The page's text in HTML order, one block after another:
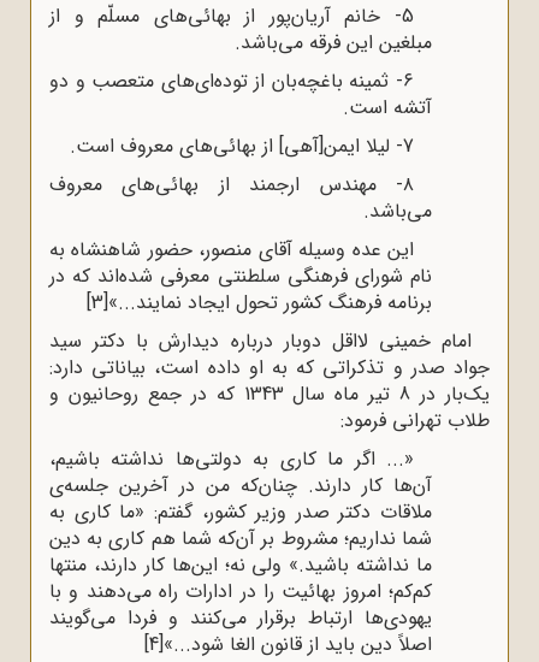
5- خانم آریان‌پور از بهائی‌های مسلّم و از
مبلغین این فرقه می‌باشد.
۶- ثمینه باغچه‌بان از توده‌ای‌های متعصب و دو
آتشه است.
7- لیلا ایمن[آهی] از بهائی‌های معروف است.
۸- مهندس ارجمند از بهائی‌های معروف
می‌باشد.
این عده وسیله آقای منصور، حضور شاهنشاه به
نام شورای فرهنگی سلطنتی معرفی شده‌اند که در
برنامه فرهنگ کشور تحول ایجاد نمایند...»[3]
امام خمینی لااقل دوبار درباره دیدارش با دکتر سید
جواد صدر و تذکراتی که به او داده است، بیاناتی دارد:
یک‌بار در 8 تیر ماه سال 1343 که در جمع روحانیون و
طلاب تهرانی فرمود:
«... اگر ما کاری به دولتی‌ها نداشته باشیم،
آن‌ها کار دارند. چنان‌که من در آخرین جلسه‌ی‌‌
‌‌ملاقات دکتر صدر‌‌ وزیر کشور، گفتم: «ما کاری به
شما نداریم؛ مشروط بر آن‌که شما ‌‌هم کاری به دین
ما نداشته باشید.» ولی نه؛ این‌ها کار دارند، منتها
کم‌کم؛ امروز بهائیت را‌‌ در ادارات راه می‌دهند و با
یهودی‌ها ارتباط برقرار می‌کنند و فردا می‌گویند
اصلاً دین‌‌ ‌‌باید از قانون الغا شود.‌..»[4]